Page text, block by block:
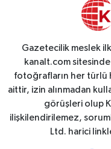
Gazetecilik meslek
kanalt.com
fotoğrafların her türlü
aittir, izin alınmadan
görüşleri olup
ilişkilendirilemez,
Ltd. harici